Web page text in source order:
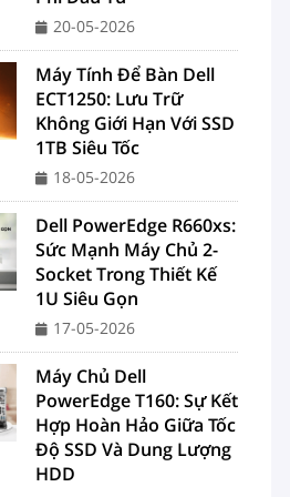
20-05-2026
Máy Tính Để Bàn Dell
ECT1250: Lưu Trữ
Không Giới Hạn Với SSD
1TB Siêu Tốc
18-05-2026
Dell PowerEdge R660xs:
Sức Mạnh Máy Chủ 2-
Socket Trong Thiết Kế
1U Siêu Gọn
17-05-2026
Máy Chủ Dell
PowerEdge T160: Sự Kết
Hợp Hoàn Hảo Giữa Tốc
Độ SSD Và Dung Lượng
HDD